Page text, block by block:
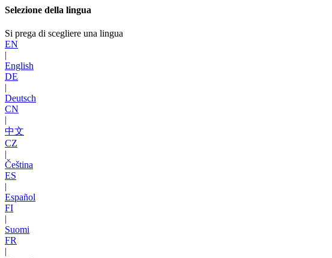
Selezione della lingua
Si prega di scegliere una lingua
EN
|
English
DE
|
Deutsch
CN
|
中文
CZ
|
Čeština
ES
|
Español
FI
|
Suomi
FR
|